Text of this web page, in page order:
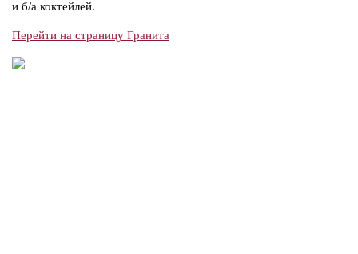
и б/а коктейлей.
Перейти на страницу Гранита